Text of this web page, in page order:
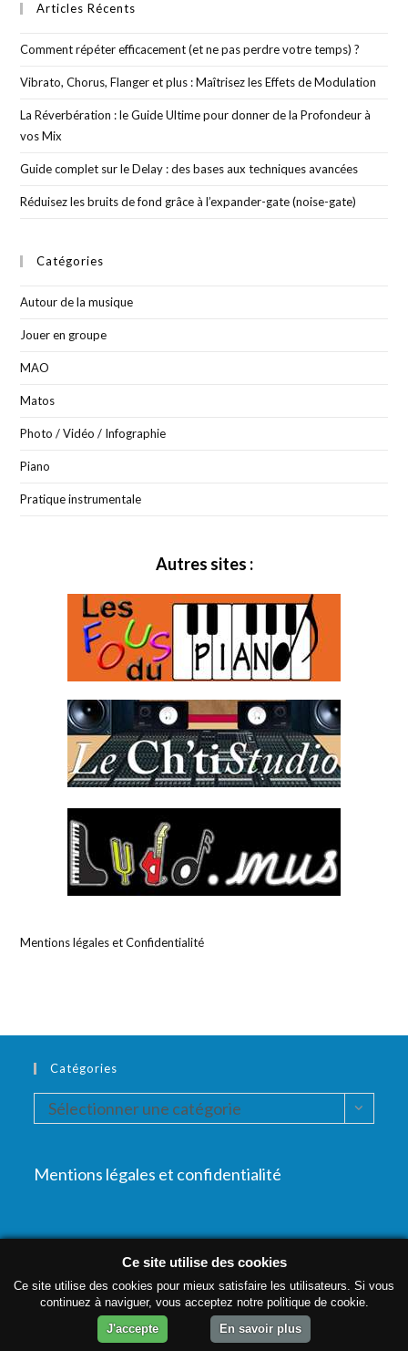
Articles Récents
Comment répéter efficacement (et ne pas perdre votre temps) ?
Vibrato, Chorus, Flanger et plus : Maîtrisez les Effets de Modulation
La Réverbération : le Guide Ultime pour donner de la Profondeur à
vos Mix
Guide complet sur le Delay : des bases aux techniques avancées
Réduisez les bruits de fond grâce à l’expander-gate (noise-gate)
Catégories
Autour de la musique
Jouer en groupe
MAO
Matos
Photo / Vidéo / Infographie
Piano
Pratique instrumentale
Autres sites :
Mentions légales et Confidentialité
Catégories
Catégories
Sélectionner une catégorie
Mentions légales et confidentialité
Accueil MAO Autour de la musique
Pratique instrumentale
Photo / Vidéo / Infographie
Contact Plan du site
À propos
Mentions légales et confidentialité
CGV
Ce site utilise des cookies
Ce site utilise des cookies pour mieux satisfaire les utilisateurs. Si vous
continuez à naviguer, vous acceptez notre politique de cookie.
J'accepte
En savoir plus